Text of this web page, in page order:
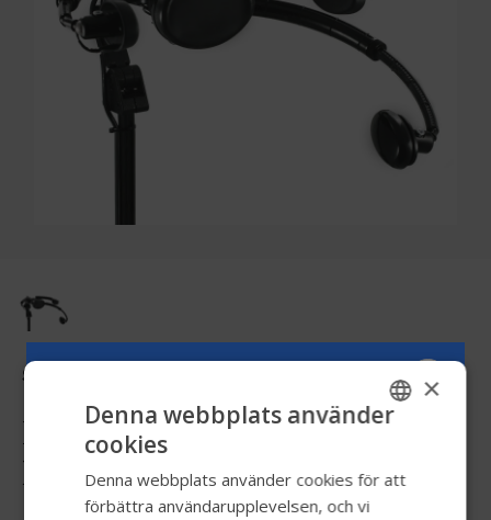
Styrsätt
Permobil knappbrytare för
huvudstyrning
SWEDISH
×
Denna webbplats använder
cookies
Denna webbplats använder cookies för att
förbättra användarupplevelsen, och vi